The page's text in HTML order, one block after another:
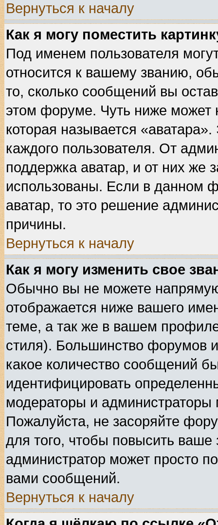
Вернуться к началу
Как я могу поместить
Под именем пользователя
относится к вашему званию,
то, сколько сообщений вы
этом форуме. Чуть ниже может
которая называется
каждого пользователя. От
поддержка аватар, и от них же
использованы. Если в данном
аватар, то это решение
причины.
Вернуться к началу
Как я могу изменить свое
Обычно вы не можете
отображается ниже вашего
теме, а так же в вашем
стиля). Большинство форумов
какое количество сообщений
идентифицировать
модераторы и администраторы
Пожалуйста, не засоряйте
для того, чтобы повысить ваше
администратор может просто
вами сообщений.
Вернуться к началу